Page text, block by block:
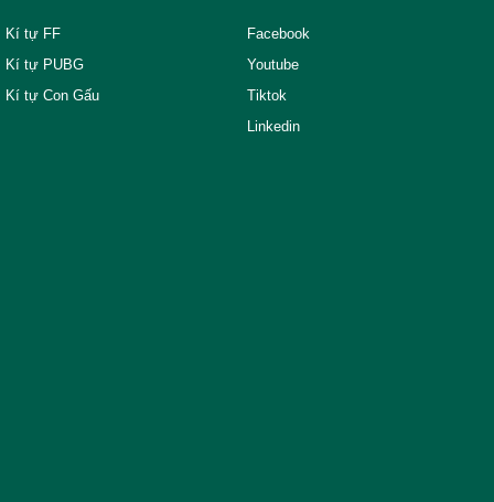
Kí tự FF
Kí tự PUBG
Kí tự Con Gấu
Facebook
Youtube
Tiktok
Linkedin